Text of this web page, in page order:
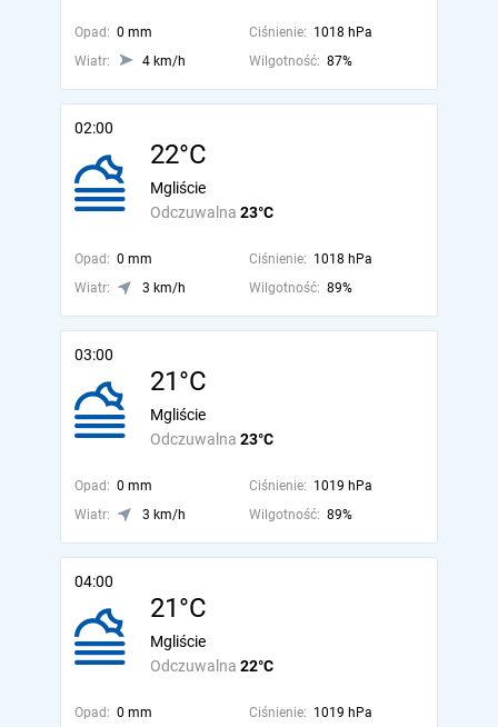
Opad: 0 mm Ciśnienie: 1018 hPa
Wiatr:
4 km/h Wilgotność: 87%
02:00
22°C
Odczuwalna 23°C
Mgliście
Opad: 0 mm Ciśnienie: 1018 hPa
Wiatr:
3 km/h Wilgotność: 89%
03:00
21°C
Odczuwalna 23°C
Mgliście
Opad: 0 mm Ciśnienie: 1019 hPa
Wiatr:
3 km/h Wilgotność: 89%
04:00
21°C
Odczuwalna 22°C
Mgliście
Opad: 0 mm Ciśnienie: 1019 hPa